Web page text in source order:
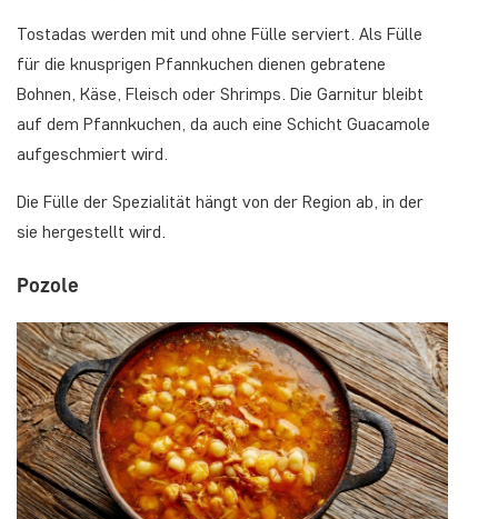
Tostadas werden mit und ohne Fülle serviert. Als Fülle
für die knusprigen Pfannkuchen dienen gebratene
Bohnen, Käse, Fleisch oder Shrimps. Die Garnitur bleibt
auf dem Pfannkuchen, da auch eine Schicht Guacamole
aufgeschmiert wird.
Die Fülle der Spezialität hängt von der Region ab, in der
sie hergestellt wird.
Pozole